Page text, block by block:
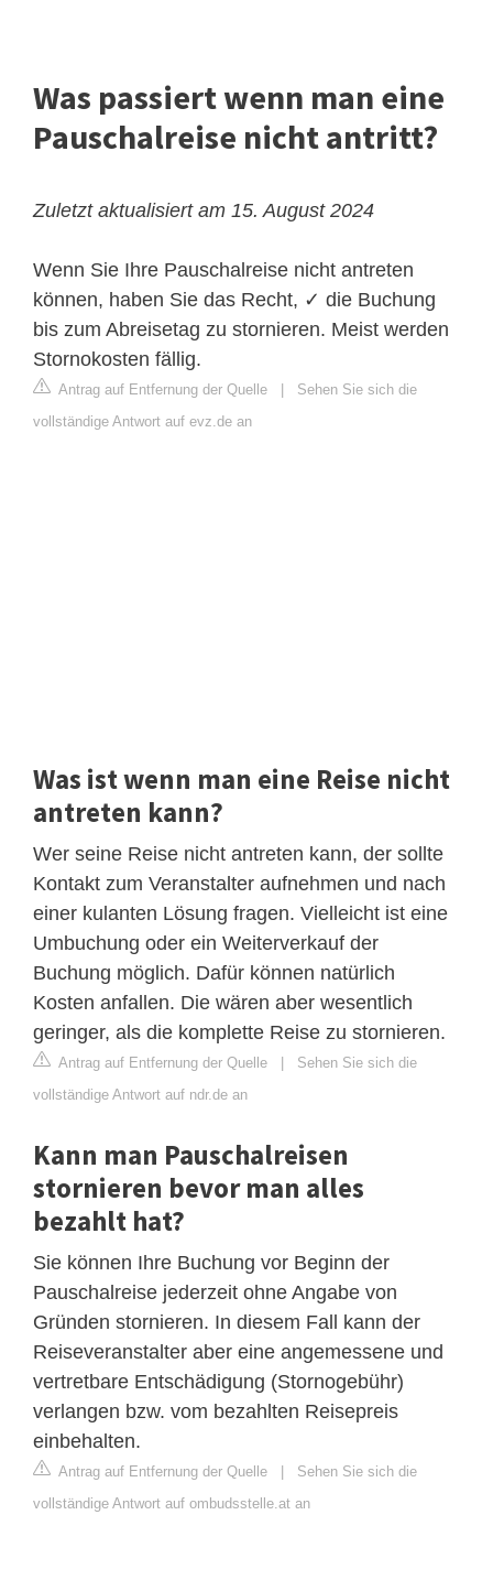
Was passiert wenn man eine
Pauschalreise nicht antritt?
Zuletzt aktualisiert am 15. August 2024
Wenn Sie Ihre Pauschalreise nicht antreten
können, haben Sie das Recht, ✓ die Buchung
bis zum Abreisetag zu stornieren. Meist werden
Stornokosten fällig.
Antrag auf Entfernung der Quelle
Sehen Sie sich die
vollständige Antwort auf evz.de an
Was ist wenn man eine Reise nicht
antreten kann?
Wer seine Reise nicht antreten kann, der sollte
Kontakt zum Veranstalter aufnehmen und nach
einer kulanten Lösung fragen. Vielleicht ist eine
Umbuchung oder ein Weiterverkauf der
Buchung möglich. Dafür können natürlich
Kosten anfallen. Die wären aber wesentlich
geringer, als die komplette Reise zu stornieren.
Antrag auf Entfernung der Quelle
Sehen Sie sich die
vollständige Antwort auf ndr.de an
Kann man Pauschalreisen
stornieren bevor man alles
bezahlt hat?
Sie können Ihre Buchung vor Beginn der
Pauschalreise jederzeit ohne Angabe von
Gründen stornieren. In diesem Fall kann der
Reiseveranstalter aber eine angemessene und
vertretbare Entschädigung (Stornogebühr)
verlangen bzw. vom bezahlten Reisepreis
einbehalten.
Antrag auf Entfernung der Quelle
Sehen Sie sich die
vollständige Antwort auf ombudsstelle.at an